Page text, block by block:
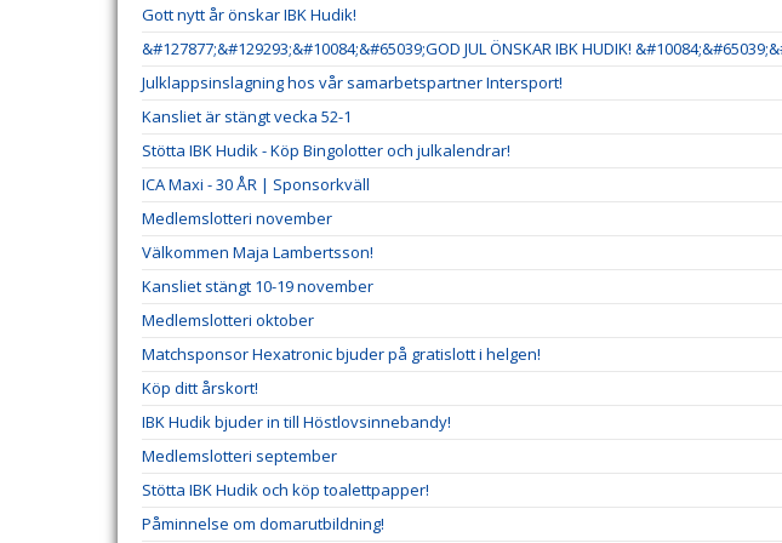
Gott nytt år önskar IBK Hudik!
&#127877;&#129293;&#10084;&#65039;GOD JUL ÖNSKAR IBK HUDIK!
Julklappsinslagning hos vår samarbetspartner Intersport!
Kansliet är stängt vecka 52-1
Stötta IBK Hudik - Köp Bingolotter och julkalendrar!
ICA Maxi - 30 ÅR | Sponsorkväll
Medlemslotteri november
Välkommen Maja Lambertsson!
Kansliet stängt 10-19 november
Medlemslotteri oktober
Matchsponsor Hexatronic bjuder på gratislott i helgen!
Köp ditt årskort!
IBK Hudik bjuder in till Höstlovsinnebandy!
Medlemslotteri september
Stötta IBK Hudik och köp toalettpapper!
Påminnelse om domarutbildning!